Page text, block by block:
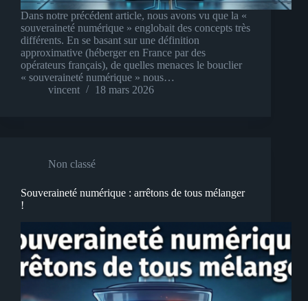
Dans notre précédent article, nous avons vu que la «
souveraineté numérique » englobait des concepts très
différents. En se basant sur une définition
approximative (héberger en France par des
opérateurs français), de quelles menaces le bouclier
« souveraineté numérique » nous…
vincent
18 mars 2026
Non classé
Souveraineté numérique : arrêtons de tous mélanger
!